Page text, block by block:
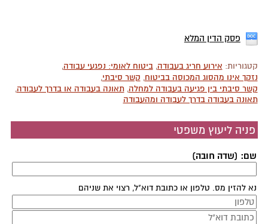
פסק הדין המלא
קטגוריות: אירוע חריג בעבודה,ביטוח לאומי: נפגעי עבודה,
נזקך אינו מהסוג המכוסה בביטוח, קשר סיבתי,
קשר סיבתי בין פגיעה בעבודה למחלה,תאונה בעבודה או בדרך לעבודה,
תאונה בעבודה בדרך לעבודה ומהעבודה
פניה ליעוץ משפטי
שם: (שדה חובה)
נא להזין מס. טלפון או כתובת דוא"ל, רצוי את שניהם